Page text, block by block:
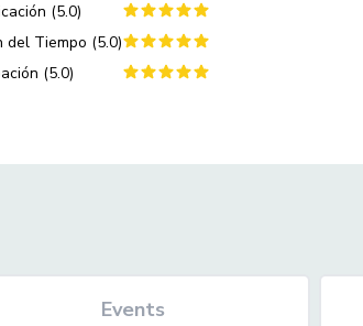
(5.0)
del Tiempo (5.0)
(5.0)
Events